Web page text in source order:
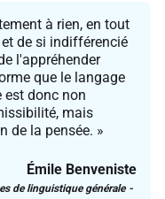
à rien, en tout
de si indifférencié
l'appréhender
que le langage
donc non
mais
de la pensée. »
Émile Benveniste
de linguistique générale